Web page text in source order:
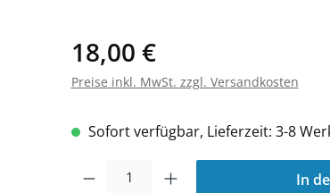
Regulärer Preis:
18,00 €
Preise inkl. MwSt. zzgl. Versandkosten
Sofort verfügbar, Lieferzeit: 3-8
Produkt Anzahl: Gib den gewünschten
In